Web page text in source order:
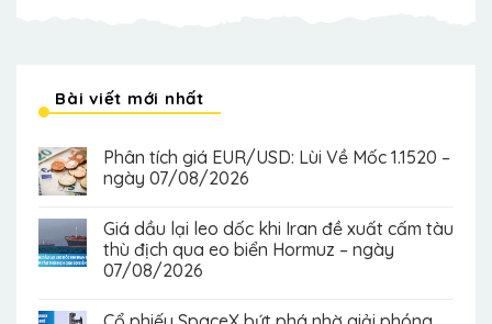
Bài viết mới nhất
Phân tích giá EUR/USD: Lùi Về Mốc 1.1520 –
ngày 07/08/2026
Giá dầu lại leo dốc khi Iran đề xuất cấm tàu
thù địch qua eo biển Hormuz – ngày
07/08/2026